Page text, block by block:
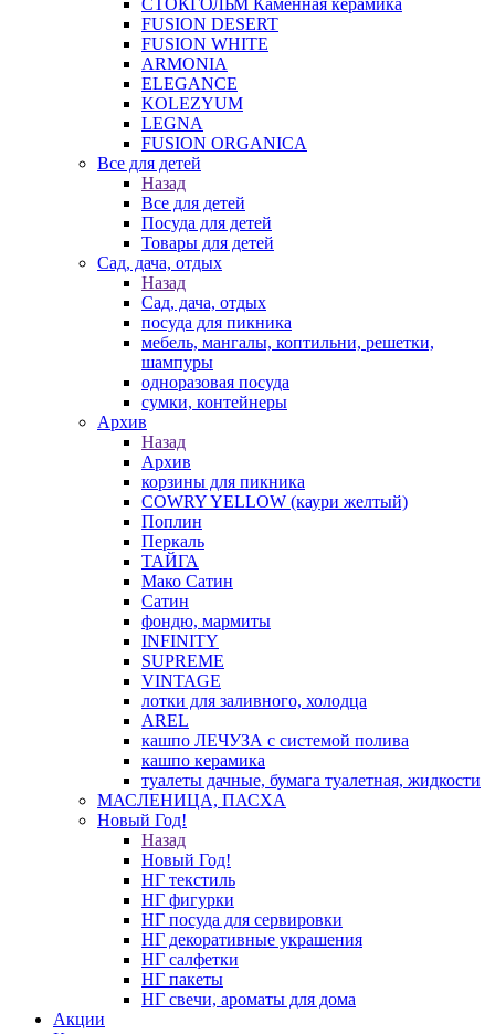
СТОКГОЛЬМ Каменная керамика
FUSION DESERT
FUSION WHITE
ARMONIA
ELEGANCE
KOLEZYUM
LEGNA
FUSION ORGANICA
Все для детей
Назад
Все для детей
Посуда для детей
Товары для детей
Сад, дача, отдых
Назад
Сад, дача, отдых
посуда для пикника
мебель, мангалы, коптильни, решетки,
шампуры
одноразовая посуда
сумки, контейнеры
Архив
Назад
Архив
корзины для пикника
COWRY YELLOW (каури желтый)
Поплин
Перкаль
ТАЙГА
Мако Сатин
Сатин
фондю, мармиты
INFINITY
SUPREME
VINTAGE
лотки для заливного, холодца
AREL
кашпо ЛЕЧУЗА с системой полива
кашпо керамика
туалеты дачные, бумага туалетная, жидкости
МАСЛЕНИЦА, ПАСХА
Новый Год!
Назад
Новый Год!
НГ текстиль
НГ фигурки
НГ посуда для сервировки
НГ декоративные украшения
НГ салфетки
НГ пакеты
НГ свечи, ароматы для дома
Акции